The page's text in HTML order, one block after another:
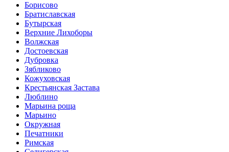
Борисово
Братиславская
Бутырская
Верхние Лихоборы
Волжская
Достоевская
Дубровка
Зябликово
Кожуховская
Крестьянская Застава
Люблино
Марьина роща
Марьино
Окружная
Печатники
Римская